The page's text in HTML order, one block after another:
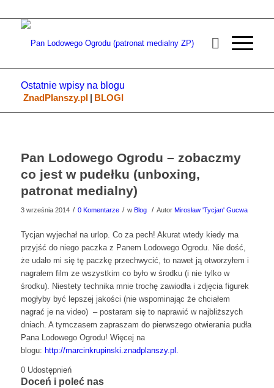
Ostatnie wpisy na blogu
ZnadPlanszy.pl | BLOGI
Pan Lodowego Ogrodu – zobaczmy
co jest w pudełku (unboxing,
patronat medialny)
3 września 2014 / 0 Komentarze / w Blog / Autor Mirosław 'Tycjan' Gucwa
Tycjan wyjechał na urlop. Co za pech! Akurat wtedy kiedy ma
przyjść do niego paczka z Panem Lodowego Ogrodu. Nie dość,
że udało mi się tę paczkę przechwycić, to nawet ją otworzyłem i
nagrałem film ze wszystkim co było w środku (i nie tylko w
środku). Niestety technika mnie trochę zawiodła i zdjęcia figurek
mogłyby być lepszej jakości (nie wspominając że chciałem
nagrać je na video) – postaram się to naprawić w najbliższych
dniach. A tymczasem zapraszam do pierwszego otwierania pudła
Pana Lodowego Ogrodu! Więcej na
blogu: http://marcinkrupinski.znadplanszy.pl.
0 Udostępnień
Doceń i poleć nas